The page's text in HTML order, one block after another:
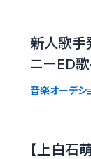
新人歌手
ニーED
音楽オーデシ
【上白石